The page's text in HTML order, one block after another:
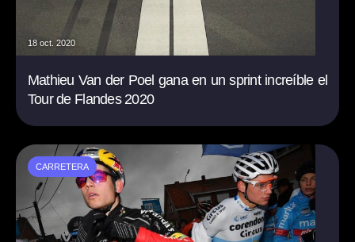
18 oct. 2020
Mathieu Van der Poel gana en un sprint increíble el
Tour de Flandes 2020
CARRETERA